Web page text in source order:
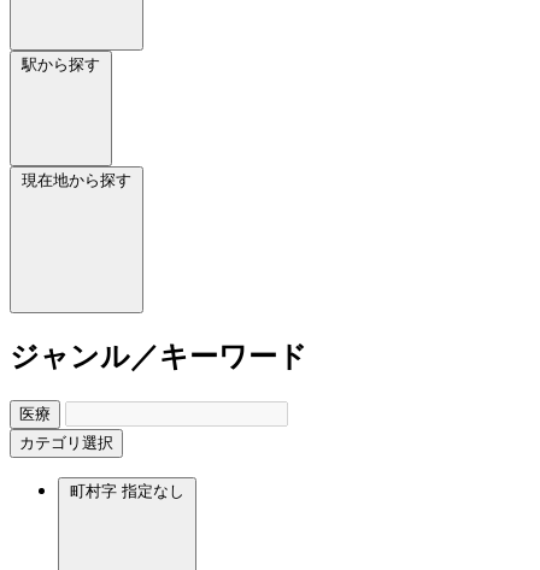
駅から探す
現在地から探す
ジャンル／キーワード
医療
カテゴリ選択
町村字 指定なし